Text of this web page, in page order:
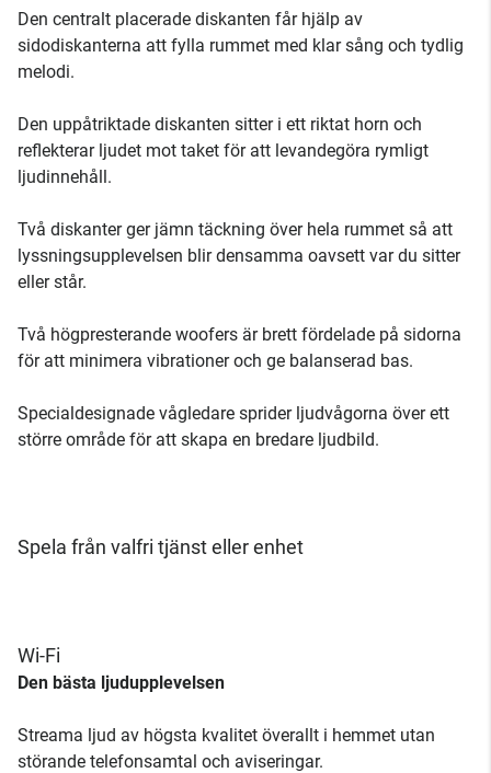
Den centralt placerade diskanten får hjälp av
sidodiskanterna att fylla rummet med klar sång och tydlig
melodi.
Den uppåtriktade diskanten sitter i ett riktat horn och
reflekterar ljudet mot taket för att levandegöra rymligt
ljudinnehåll.
Två diskanter ger jämn täckning över hela rummet så att
lyssningsupplevelsen blir densamma oavsett var du sitter
eller står.
Två högpresterande woofers är brett fördelade på sidorna
för att minimera vibrationer och ge balanserad bas.
Specialdesignade vågledare sprider ljudvågorna över ett
större område för att skapa en bredare ljudbild.
Spela från valfri tjänst eller enhet
Wi-Fi
Den bästa ljudupplevelsen
Streama ljud av högsta kvalitet överallt i hemmet utan
störande telefonsamtal och aviseringar.